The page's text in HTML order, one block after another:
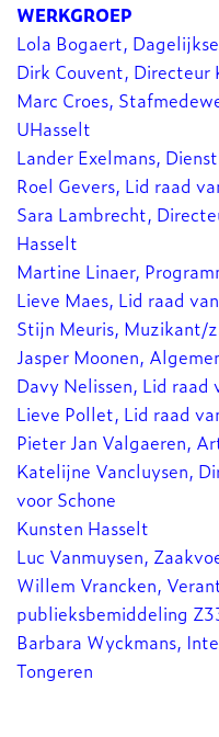
WERKGROEP
Lola Bogaert,
Dirk Couvent, Directeur
Marc Croes,
UHasselt
Lander Exelmans,
Roel Gevers, Lid raad
Sara Lambrecht,
Hasselt
Martine Linaer,
Lieve Maes, Lid raad
Stijn Meuris, Muzikant/
Jasper Moonen,
Davy Nelissen, Lid raad
Lieve Pollet, Lid raad
Pieter Jan Valgaeren,
Katelijne Vancluysen,
voor Schone
Kunsten Hasselt
Luc Vanmuysen,
Willem Vrancken,
publieksbemiddeling
Barbara Wyckmans,
Tongeren